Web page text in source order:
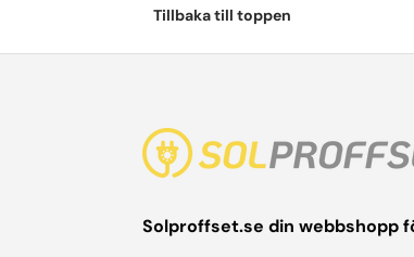
Tillbaka till toppen
Solproffset.se din webbshopp